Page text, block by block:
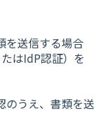
を送信する場合
はIdP認証）を
のうえ、書類を送